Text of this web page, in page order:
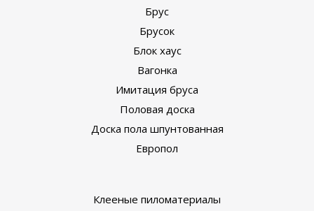
Брус
Брусок
Блок хаус
Вагонка
Имитация бруса
Половая доска
Доска пола шпунтованная
Европол
Клееные пиломатериалы